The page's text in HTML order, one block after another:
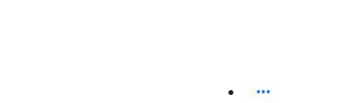
•••